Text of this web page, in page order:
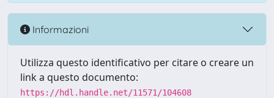
Informazioni
Utilizza questo identificativo per citare o creare un
link a questo documento:
https://hdl.handle.net/11571/104608